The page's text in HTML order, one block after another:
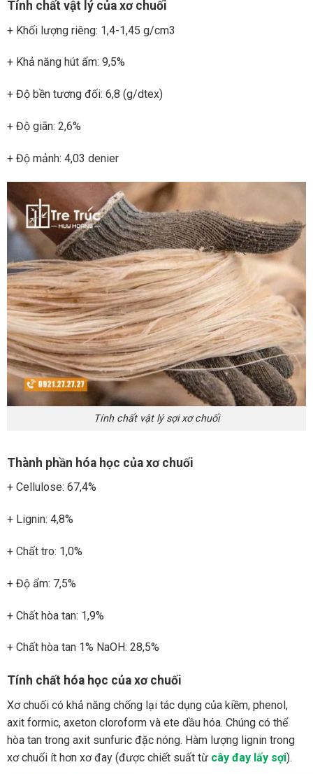
Tính chất vật lý của xơ chuối
+ Khối lượng riêng: 1,4-1,45 g/cm3
+ Khả năng hút ẩm: 9,5%
+ Độ bền tương đối: 6,8 (g/dtex)
+ Độ giãn: 2,6%
+ Độ mảnh: 4,03 denier
Tính chất vật lý sợi xơ chuối
Thành phần hóa học của xơ chuối
+ Cellulose: 67,4%
+ Lignin: 4,8%
+ Chất tro: 1,0%
+ Độ ẩm: 7,5%
+ Chất hòa tan: 1,9%
+ Chất hòa tan 1% NaOH: 28,5%
Tính chất hóa học của xơ chuối
Xơ chuối có khả năng chống lại tác dụng của kiềm, phenol,
axit formic, axeton cloroform và ete dầu hóa. Chúng có thể
hòa tan trong axit sunfuric đặc nóng. Hàm lượng lignin trong
xơ chuối ít hơn xơ đay (được chiết suất từ cây đay lấy sợi).